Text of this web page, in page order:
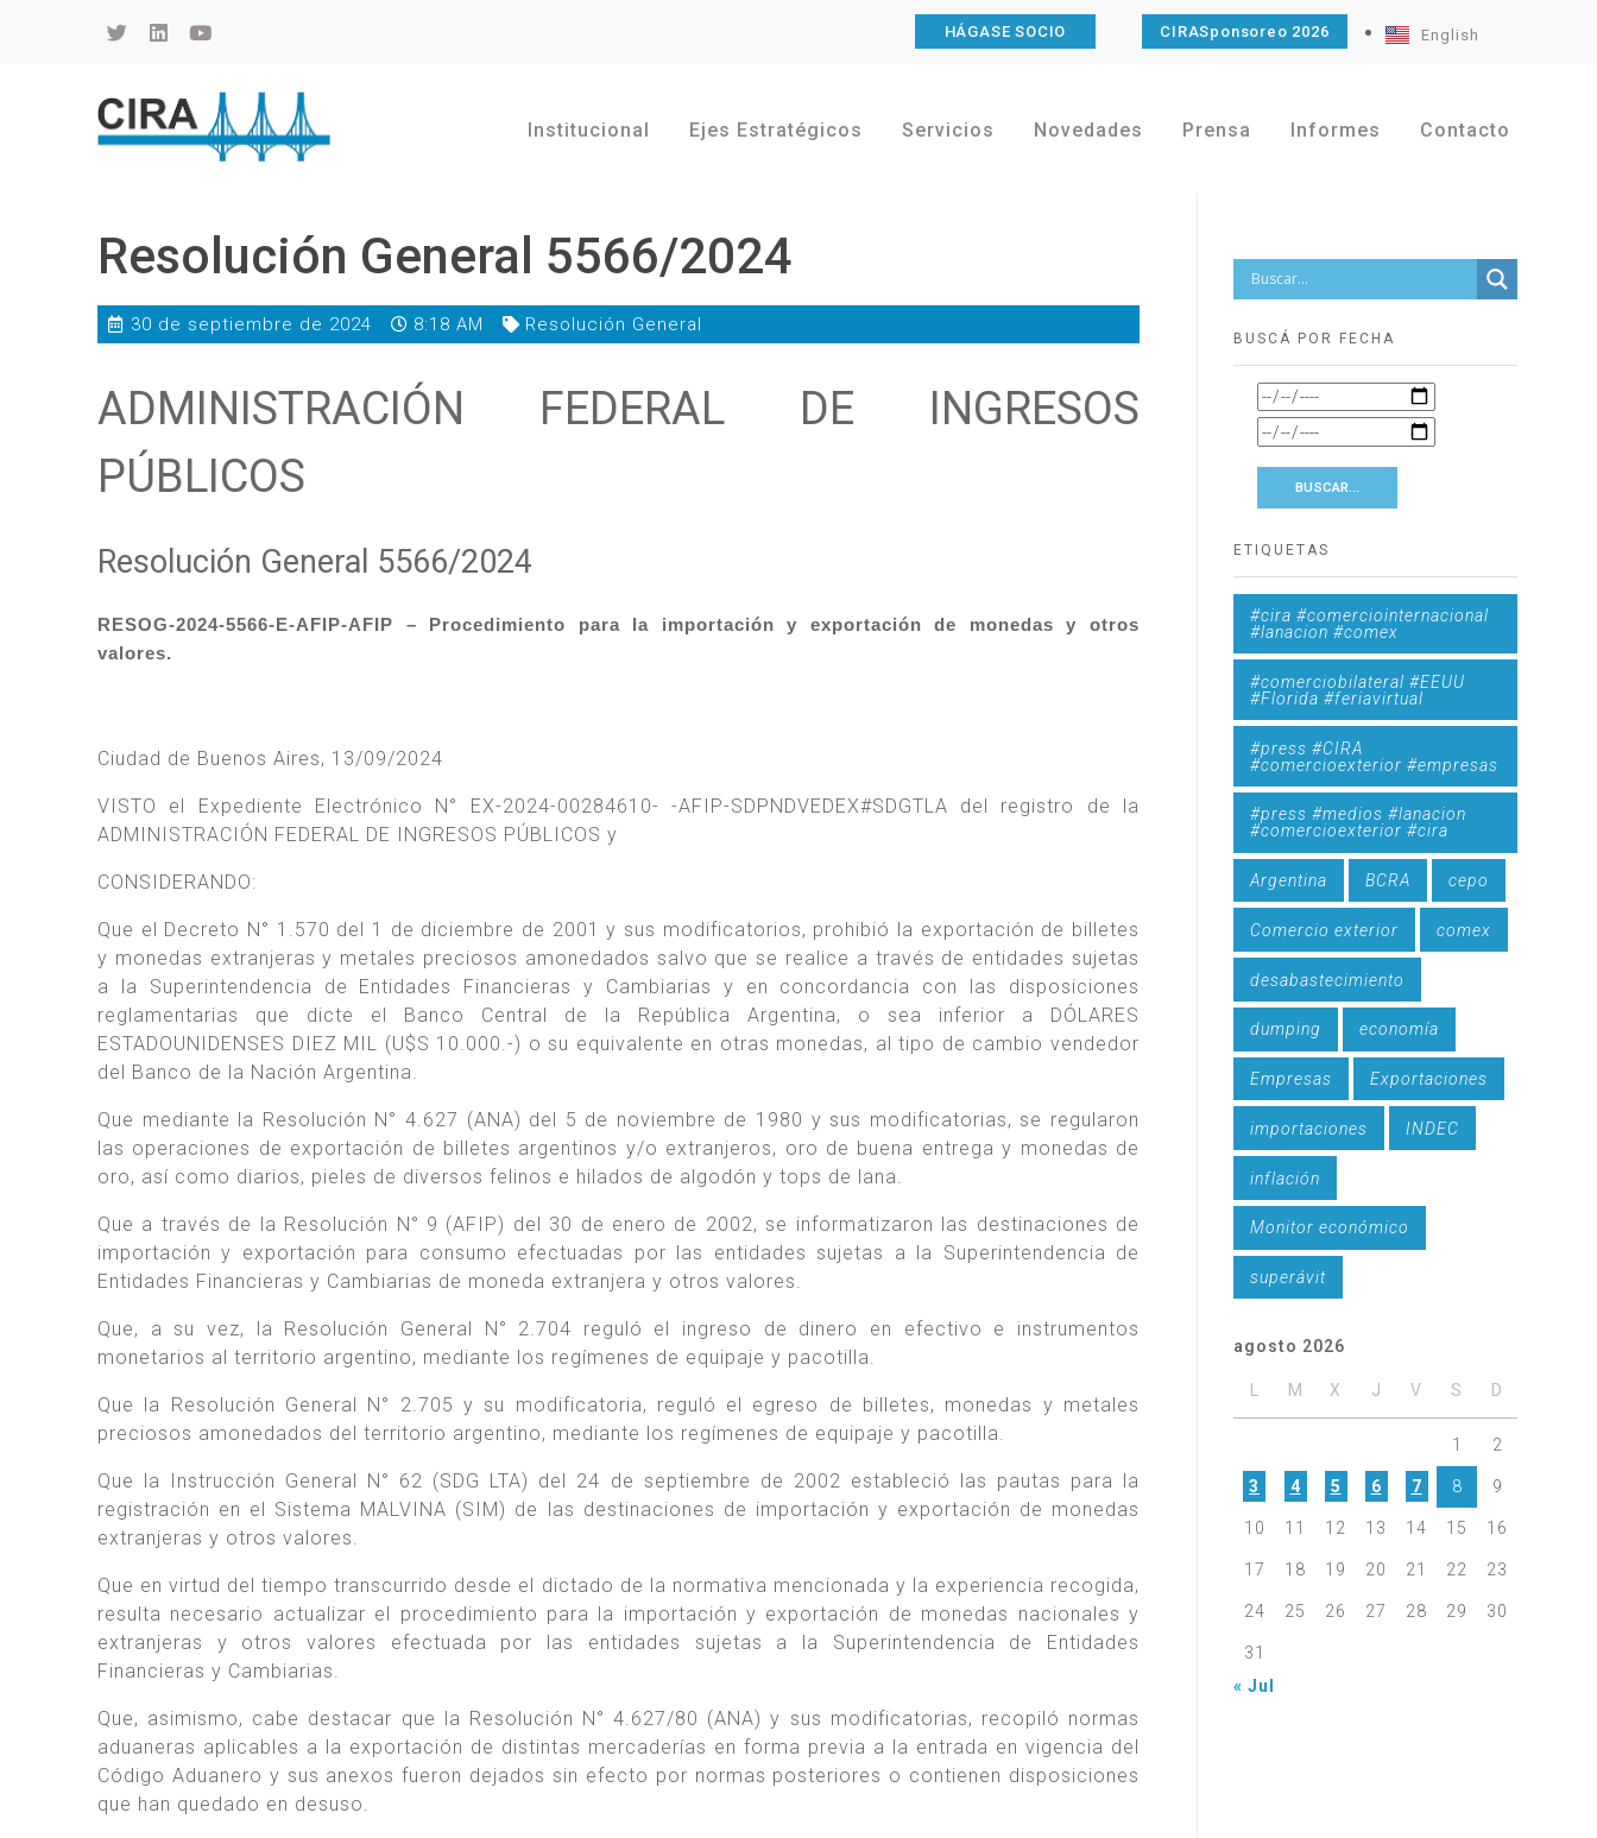
HÁGASE SOCIO CIRASponsoreo 2026 English
Institucional Ejes Estratégicos Servicios Novedades Prensa Informes Contacto
Resolución General 5566/2024
30 de septiembre de 2024 8:18 AM Resolución General
ADMINISTRACIÓN FEDERAL DE INGRESOS
PÚBLICOS
Resolución General 5566/2024
RESOG-2024-5566-E-AFIP-AFIP – Procedimiento para la importación y exportación de monedas y otros
valores.
Ciudad de Buenos Aires, 13/09/2024
VISTO el Expediente Electrónico N° EX-2024-00284610- -AFIP-SDPNDVEDEX#SDGTLA del registro de la
ADMINISTRACIÓN FEDERAL DE INGRESOS PÚBLICOS y
CONSIDERANDO:
Que el Decreto N° 1.570 del 1 de diciembre de 2001 y sus modificatorios, prohibió la exportación de billetes
y monedas extranjeras y metales preciosos amonedados salvo que se realice a través de entidades sujetas
a la Superintendencia de Entidades Financieras y Cambiarias y en concordancia con las disposiciones
reglamentarias que dicte el Banco Central de la República Argentina, o sea inferior a DÓLARES
ESTADOUNIDENSES DIEZ MIL (U$S 10.000.-) o su equivalente en otras monedas, al tipo de cambio vendedor
del Banco de la Nación Argentina.
Que mediante la Resolución N° 4.627 (ANA) del 5 de noviembre de 1980 y sus modificatorias, se regularon
las operaciones de exportación de billetes argentinos y/o extranjeros, oro de buena entrega y monedas de
oro, así como diarios, pieles de diversos felinos e hilados de algodón y tops de lana.
Que a través de la Resolución N° 9 (AFIP) del 30 de enero de 2002, se informatizaron las destinaciones de
importación y exportación para consumo efectuadas por las entidades sujetas a la Superintendencia de
Entidades Financieras y Cambiarias de moneda extranjera y otros valores.
Que, a su vez, la Resolución General N° 2.704 reguló el ingreso de dinero en efectivo e instrumentos
monetarios al territorio argentino, mediante los regímenes de equipaje y pacotilla.
Que la Resolución General N° 2.705 y su modificatoria, reguló el egreso de billetes, monedas y metales
preciosos amonedados del territorio argentino, mediante los regímenes de equipaje y pacotilla.
Que la Instrucción General N° 62 (SDG LTA) del 24 de septiembre de 2002 estableció las pautas para la
registración en el Sistema MALVINA (SIM) de las destinaciones de importación y exportación de monedas
extranjeras y otros valores.
Que en virtud del tiempo transcurrido desde el dictado de la normativa mencionada y la experiencia recogida,
resulta necesario actualizar el procedimiento para la importación y exportación de monedas nacionales y
extranjeras y otros valores efectuada por las entidades sujetas a la Superintendencia de Entidades
Financieras y Cambiarias.
Que, asimismo, cabe destacar que la Resolución N° 4.627/80 (ANA) y sus modificatorias, recopiló normas
aduaneras aplicables a la exportación de distintas mercaderías en forma previa a la entrada en vigencia del
Código Aduanero y sus anexos fueron dejados sin efecto por normas posteriores o contienen disposiciones
que han quedado en desuso.
BUSCÁ POR FECHA
ETIQUETAS
#cira #comerciointernacional
#lanacion #comex
#comerciobilateral #EEUU
#Florida #feriavirtual
#press #CIRA
#comercioexterior #empresas
#press #medios #lanacion
#comercioexterior #cira
Argentina BCRA cepo
Comercio exterior comex
desabastecimiento
dumping economía
Empresas Exportaciones
importaciones INDEC
inflación
Monitor económico
superávit
agosto 2026
M X J V S D
1 2
3 4 5 6 7 8 9
10 11 12 13 14 15 16
17 18 19 20 21 22 23
24 25 26 27 28 29 30
31
« Jul